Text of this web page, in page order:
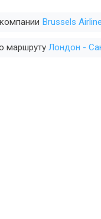
Brussels
маршруту Лондон -